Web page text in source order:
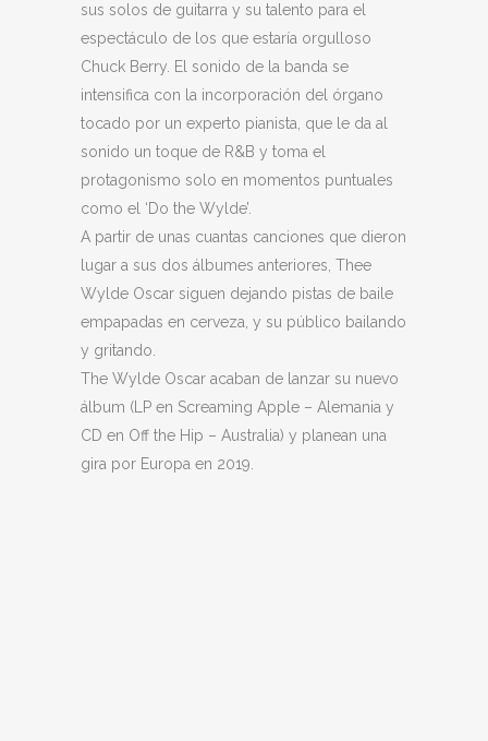
sus solos de guitarra y su talento para el
espectáculo de los que estaría orgulloso
Chuck Berry. El sonido de la banda se
intensifica con la incorporación del órgano
tocado por un experto pianista, que le da al
sonido un toque de R&B y toma el
protagonismo solo en momentos puntuales
como el ‘Do the Wylde’.
A partir de unas cuantas canciones que dieron
lugar a sus dos álbumes anteriores, Thee
Wylde Oscar siguen dejando pistas de baile
empapadas en cerveza, y su público bailando
y gritando.
The Wylde Oscar acaban de lanzar su nuevo
álbum (LP en Screaming Apple – Alemania y
CD en Off the Hip – Australia) y planean una
gira por Europa en 2019.